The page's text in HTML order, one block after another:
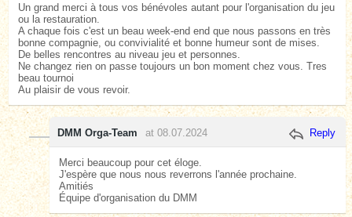
Un grand merci à tous vos bénévoles autant pour l'organisation du jeu
ou la restauration.
A chaque fois c'est un beau week-end end que nous passons en très
bonne compagnie, ou convivialité et bonne humeur sont de mises.
De belles rencontres au niveau jeu et personnes.
Ne changez rien on passe toujours un bon moment chez vous. Tres
beau tournoi
Au plaisir de vous revoir.
DMM Orga-Team at 08.07.2024 Reply
Merci beaucoup pour cet éloge.
J'espère que nous nous reverrons l'année prochaine.
Amitiés
Équipe d'organisation du DMM